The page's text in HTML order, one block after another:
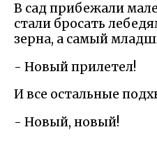
В сад прибежали
стали бросать
зерна, а самый
- Новый прилетел!
И все остальные
- Новый, новый!